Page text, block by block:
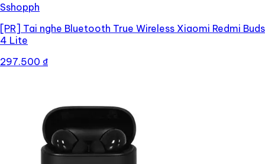
Sshopph
[PR] Tai nghe Bluetooth True Wireless Xiaomi Redmi Buds
4 Lite
297.500 ₫